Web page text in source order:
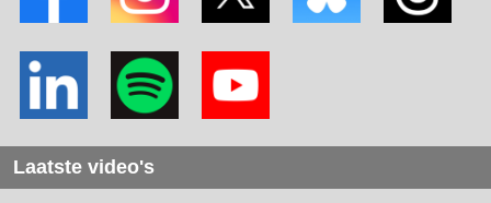
Laatste video's